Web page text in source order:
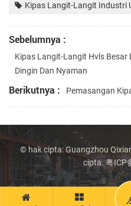
Kipas Langit-Langit Industri
Sebelumnya :
Kipas Langit-Langit Hvls
Dingin Dan Nyaman
Berikutnya : Pemasangan
© hak cipta: Guangzhou
cipta. 粤ICP